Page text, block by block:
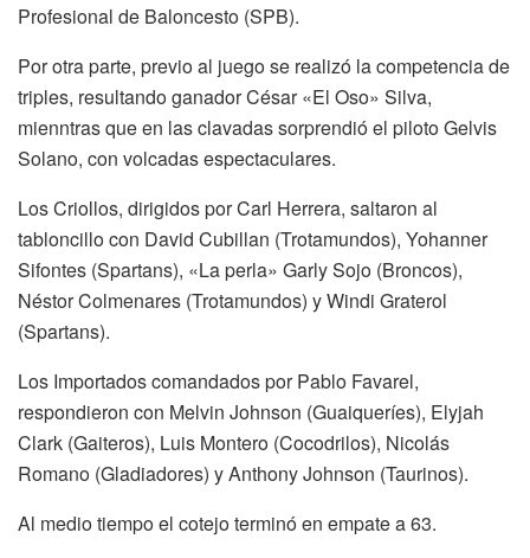
Profesional de Baloncesto (SPB).
Por otra parte, previo al juego se realizó la competencia de
triples, resultando ganador César «El Oso» Silva,
mienntras que en las clavadas sorprendió el piloto Gelvis
Solano, con volcadas espectaculares.
Los Criollos, dirigidos por Carl Herrera, saltaron al
tabloncillo con David Cubillan (Trotamundos), Yohanner
Sifontes (Spartans), «La perla» Garly Sojo (Broncos),
Néstor Colmenares (Trotamundos) y Windi Graterol
(Spartans).
Los Importados comandados por Pablo Favarel,
respondieron con Melvin Johnson (Guaiqueríes), Elyjah
Clark (Gaiteros), Luis Montero (Cocodrilos), Nicolás
Romano (Gladiadores) y Anthony Johnson (Taurinos).
Al medio tiempo el cotejo terminó en empate a 63.